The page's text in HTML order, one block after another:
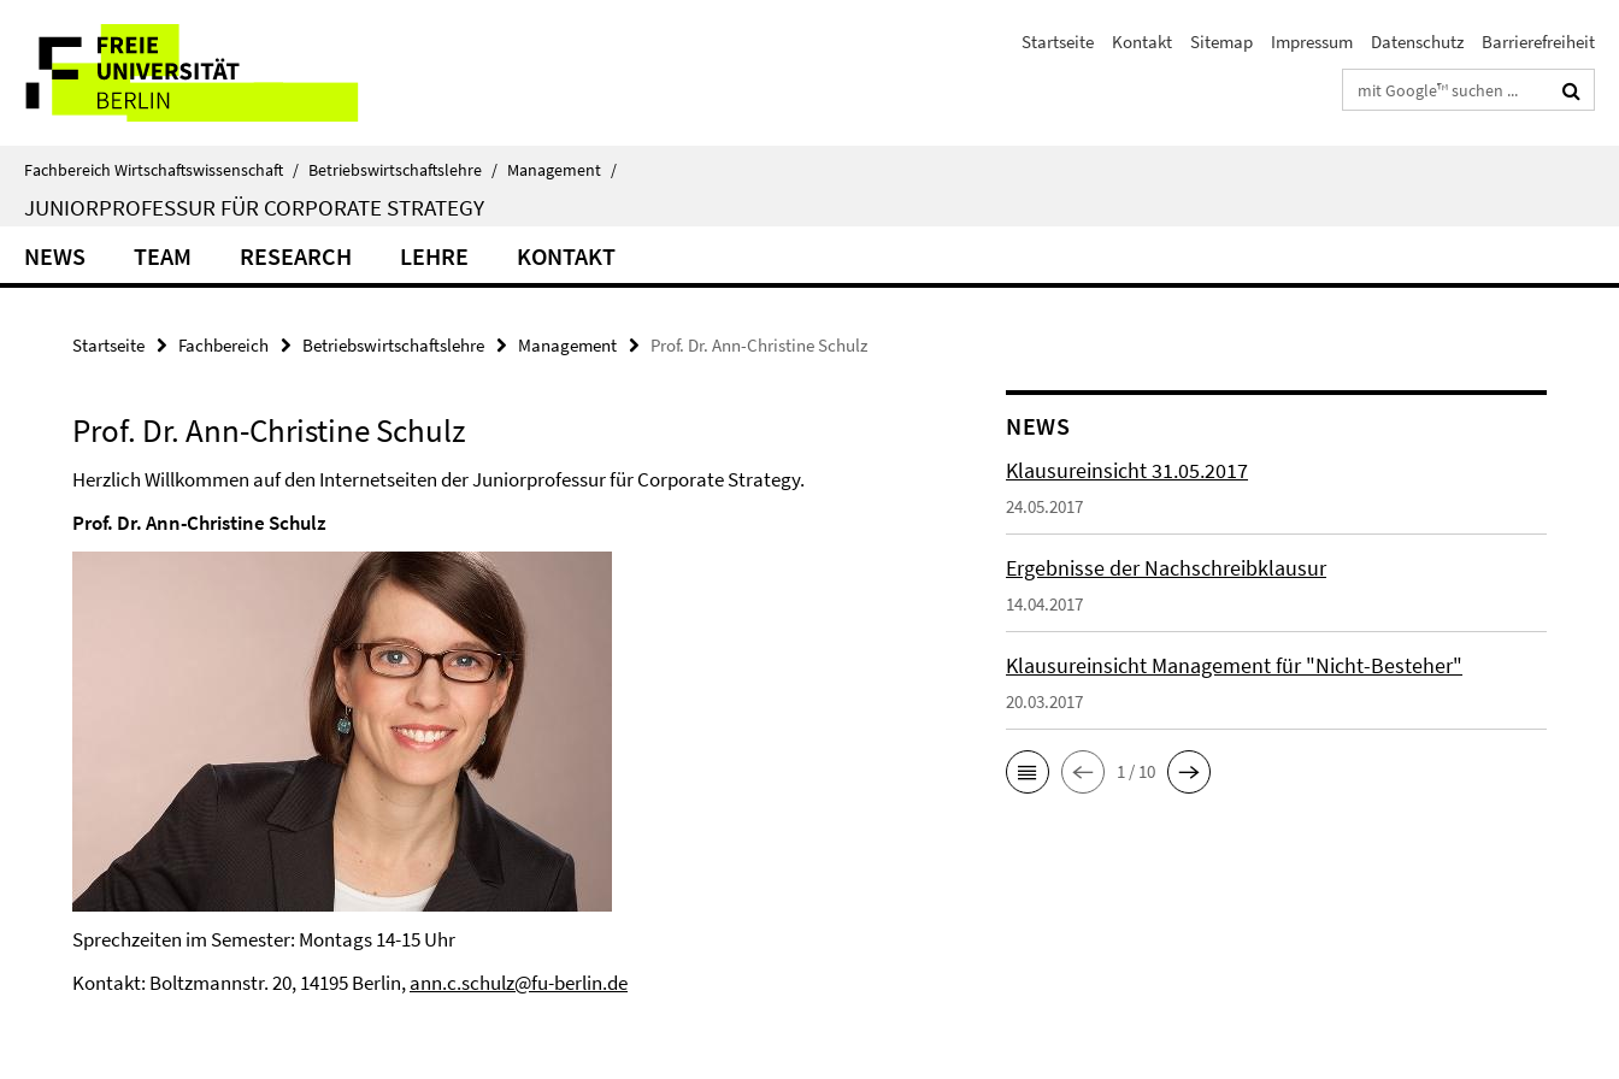
direkt
Inhalt
Service-
Navigation
Startseite Kontakt Sitemap Impressum Datenschutz
Barrierefreiheit
Suchbegriffe
Fachbereich Wirtschaftswissenschaft / Betriebswirtschaftslehre / Management /
JUNIORPROFESSUR FÜR CORPORATE STRATEGY
NEWS TEAM RESEARCH LEHRE KONTAKT
Startseite Fachbereich Betriebswirtschaftslehre Management Prof. Dr. Ann-Christine Schulz
Prof. Dr. Ann-Christine Schulz
Herzlich Willkommen auf den Internetseiten der Juniorprofessur für Corporate Strategy.
Prof. Dr. Ann-Christine Schulz
Sprechzeiten im Semester: Montags 14-15 Uhr
Kontakt: Boltzmannstr. 20, 14195 Berlin,ann.c.schulz@fu-berlin.de
NEWS
Klausureinsicht 31.05.2017
24.05.2017
Ergebnisse der Nachschreibklausur
14.04.2017
Klausureinsicht Management für "Nicht-Besteher"
20.03.2017
1 / 10